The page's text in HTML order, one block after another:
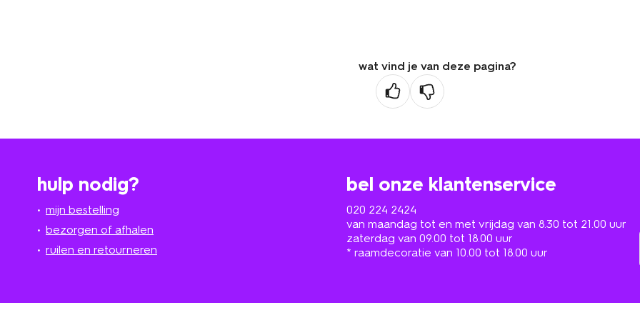
wat vind je van deze pagina?
hulp nodig?
mijn bestelling
bezorgen of afhalen
ruilen en retourneren
bel onze klantenservice
020 224 2424
van maandag tot en met vrijdag van 8.30 tot 21.00 uur
zaterdag van 09.00 tot 18.00 uur
* raamdecoratie van 10.00 tot 18.00 uur